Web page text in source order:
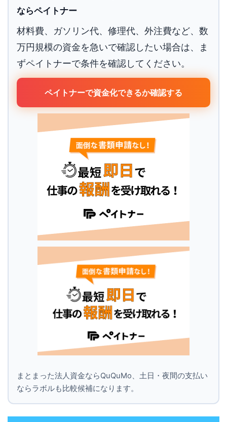
ならペイトナー
材料費、ガソリン代、修理代、外注費など、数
万円規模の資金を急いで確認したい場合は、ま
ずペイトナーで条件を確認してください。
ペイトナーで資金化できるか確認する
まとまった法人資金ならQuQuMo、土日・夜間の支払い
ならラボルも比較候補になります。